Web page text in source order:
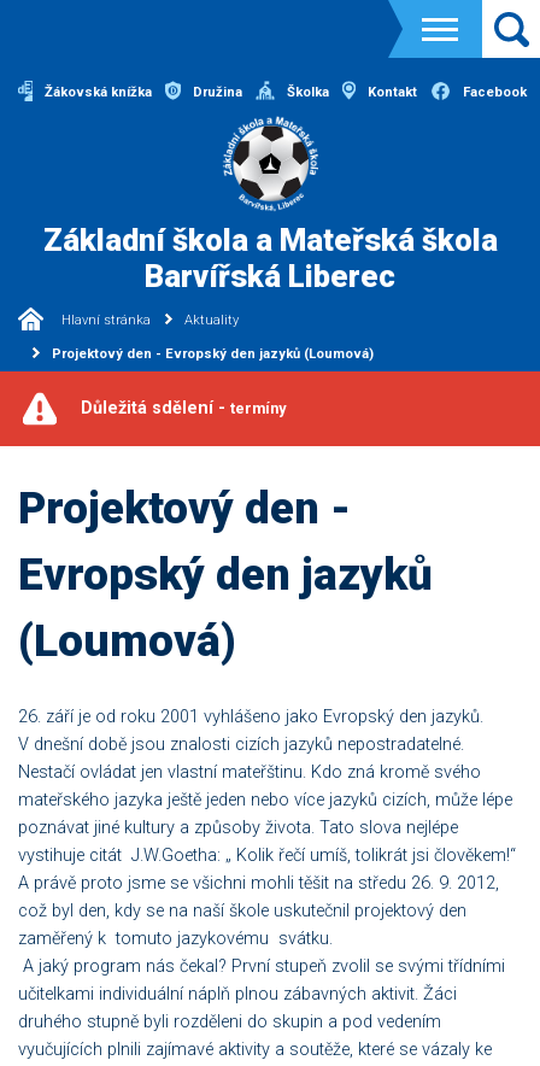
Žákovská knížka Družina Školka Kontakt Facebook
Základní škola a Mateřská škola
Barvířská Liberec
Hlavní stránka Aktuality
Projektový den - Evropský den jazyků (Loumová)
Důležitá sdělení - termíny
Projektový den -
Evropský den jazyků
(Loumová)
26. září je od roku 2001 vyhlášeno jako Evropský den jazyků.
V dnešní době jsou znalosti cizích jazyků nepostradatelné.
Nestačí ovládat jen vlastní mateřštinu. Kdo zná kromě svého
mateřského jazyka ještě jeden nebo více jazyků cizích, může lépe
poznávat jiné kultury a způsoby života. Tato slova nejlépe
vystihuje citát J.W.Goetha: „ Kolik řečí umíš, tolikrát jsi člověkem!“
A právě proto jsme se všichni mohli těšit na středu 26. 9. 2012,
což byl den, kdy se na naší škole uskutečnil projektový den
zaměřený k tomuto jazykovému svátku.
A jaký program nás čekal? První stupeň zvolil se svými třídními
učitelkami individuální náplň plnou zábavných aktivit. Žáci
druhého stupně byli rozděleni do skupin a pod vedením
vyučujících plnili zajímavé aktivity a soutěže, které se vázaly ke